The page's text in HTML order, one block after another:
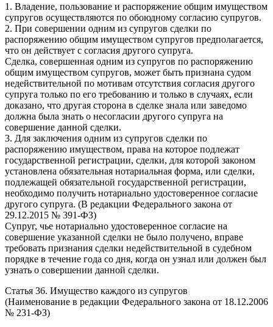
1. Владение, пользование и распоряжение общим имуществом
супругов осуществляются по обоюдному согласию супругов.
2. При совершении одним из супругов сделки по
распоряжению общим имуществом супругов предполагается,
что он действует с согласия другого супруга.
Сделка, совершенная одним из супругов по распоряжению
общим имуществом супругов, может быть признана судом
недействительной по мотивам отсутствия согласия другого
супруга только по его требованию и только в случаях, если
доказано, что другая сторона в сделке знала или заведомо
должна была знать о несогласии другого супруга на
совершение данной сделки.
3. Для заключения одним из супругов сделки по
распоряжению имуществом, права на которое подлежат
государственной регистрации, сделки, для которой законом
установлена обязательная нотариальная форма, или сделки,
подлежащей обязательной государственной регистрации,
необходимо получить нотариально удостоверенное согласие
другого супруга. (В редакции Федерального закона от
29.12.2015 № 391-ФЗ)
Супруг, чье нотариально удостоверенное согласие на
совершение указанной сделки не было получено, вправе
требовать признания сделки недействительной в судебном
порядке в течение года со дня, когда он узнал или должен был
узнать о совершении данной сделки.
Статья 36. Имущество каждого из супругов
(Наименование в редакции Федерального закона от 18.12.2006
№ 231-ФЗ)